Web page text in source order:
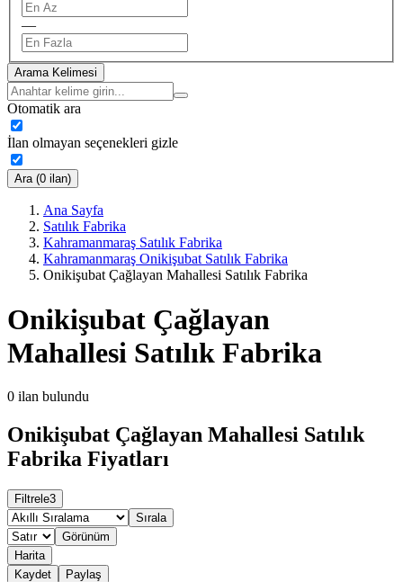
—
Arama Kelimesi
Otomatik ara
İlan olmayan seçenekleri gizle
Ara (0 ilan)
Ana Sayfa
Satılık Fabrika
Kahramanmaraş Satılık Fabrika
Kahramanmaraş Onikişubat Satılık Fabrika
Onikişubat Çağlayan Mahallesi Satılık Fabrika
Onikişubat Çağlayan
Mahallesi Satılık Fabrika
0 ilan bulundu
Onikişubat Çağlayan Mahallesi Satılık
Fabrika Fiyatları
Filtrele3
Sırala
Görünüm
Harita
Kaydet
Paylaş